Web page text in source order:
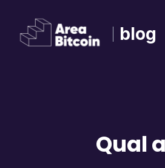
blog
Qual